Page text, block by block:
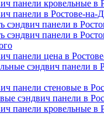
панели кровельные в
панели в Ростове-на-
сэндвич панели в
сэндвич панели в
панели цена в
сэндвич панели в
панели стеновые в
сэндвич панели в
панели кровельные в